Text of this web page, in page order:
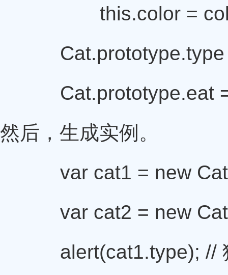
this.color =
Cat.prototype.type
Cat.prototype.eat =
然后，生成实例。
var cat1 = new
var cat2 = new
alert(cat1.type); //